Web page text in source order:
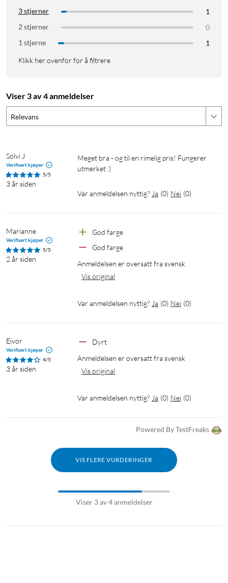
3 stjerner
1
2 stjerner
0
1 stjerne
1
Klikk her ovenfor for å filtrere
Viser 3 av 4 anmeldelser
Relevans
Sølvi J
Verifisert kjøper
5/5
3 år siden
Meget bra - og til en rimelig pris! Fungerer
utmerket :)
Var anmeldelsen nyttig? Ja (0) Nei (0)
Marianne
Verifisert kjøper
5/5
2 år siden
God farge
God farge
Anmeldelsen er oversatt fra svensk
Vis original
Var anmeldelsen nyttig? Ja (0) Nei (0)
Eivor
Verifisert kjøper
4/5
3 år siden
Dyrt
Anmeldelsen er oversatt fra svensk
Vis original
Var anmeldelsen nyttig? Ja (0) Nei (0)
Powered By TestFreaks
VIS FLERE VURDERINGER
Viser 3 av 4 anmeldelser